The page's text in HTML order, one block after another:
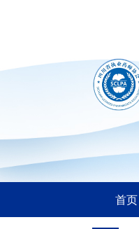
首页